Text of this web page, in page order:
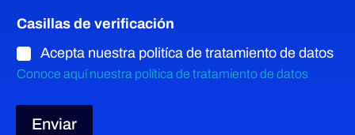
i
d
o
Casillas de verificación
Acepta nuestra politíca de tratamiento de datos
Conoce aquí nuestra política de tratamiento de datos
Enviar